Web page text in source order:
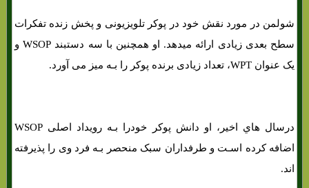
شولمن در مورد نقش خود در پوکر تلویزیونی و پخش زنده تفکرات
سطح بعدی زیادی ارائه میدهد. او همچنین با سه دستبند WSOP و
یک عنوان WPT، تعداد زیادی برنده پوکر را بـه میز می آورد.
درسال هاي‌ اخیر، او دانش پوکر خودرا بـه رویداد اصلی WSOP
اضافه کرده اسـت و طرفداران سبک منحصر بـه فرد وی را پذیرفته
اند.